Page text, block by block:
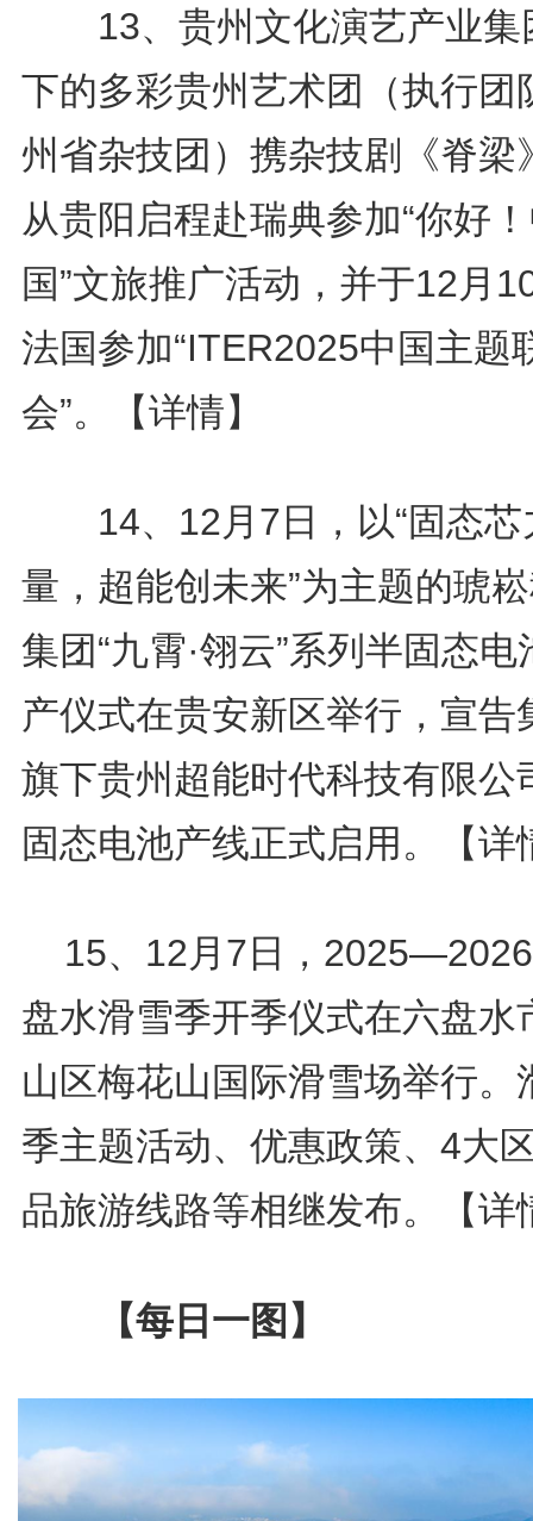
13、贵州文化演艺产业集
下的多彩贵州艺术团（执行团
州省杂技团）携杂技剧《脊梁
从贵阳启程赴瑞典参加“你好
国”文旅推广活动，并于12月
法国参加“ITER2025中国主题
会”。
【详情】
14、12月7日，以“固态芯
量，超能创未来”为主题的琥
集团“九霄·翎云”系列半固态电
产仪式在贵安新区举行，宣告
旗下贵州超能时代科技有限公
固态电池产线正式启用。
【
15、12月7日，
盘水滑雪季开季仪式在六盘水
山区梅花山国际滑雪场举行。
季主题活动、优惠政策、4大
品旅游线路等相继发布。【详
【每日一图】